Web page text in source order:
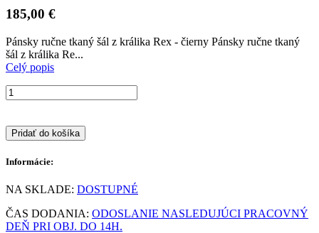
185,00 €
Pánsky ručne tkaný šál z králika Rex - čierny Pánsky ručne tkaný
šál z králika Re...
Celý popis
Pridať do košíka
Informácie:
NA SKLADE: DOSTUPNÉ
ČAS DODANIA: ODOSLANIE NASLEDUJÚCI PRACOVNÝ
DEŇ PRI OBJ. DO 14H.